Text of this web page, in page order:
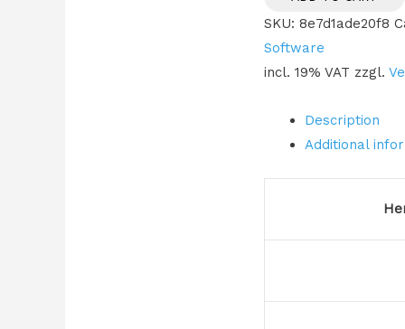
Premium
-
3
Year
SKU:8e7d1ade20f8
Software
incl. 19% VAT zzgl.
Description
Additional